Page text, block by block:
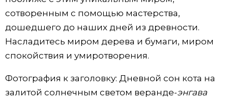
сотворенным с помощью мастерства,
дошедшего до наших дней из древности.
Насладитесь миром дерева и бумаги, миром
спокойствия и умиротворения.
Фотография к заголовку: Дневной сон кота на
залитой солнечным светом веранде-энгава